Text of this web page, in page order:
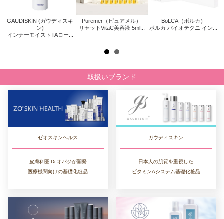
GAUDISKIN (ガウディスキ
ン)
インナーモイストTAロー...
Puremer（ピュアメル）
リセットVitaC美容液 5ml...
BoLCA（ボルカ）
ボルカ バイオテクニ イン...
取扱いブランド
ゼオスキンヘルス
皮膚科医 Dr.オバジが開発
医療機関向けの基礎化粧品
ガウディスキン
日本人の肌質を重視した
ビタミンAシステム基礎化粧品